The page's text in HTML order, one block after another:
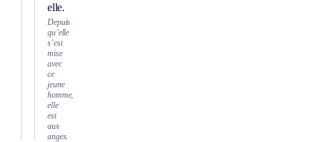
elle.
Depuis
qu’elle
s’est
mise
avec
ce
jeune
homme,
elle
est
aux
anges.